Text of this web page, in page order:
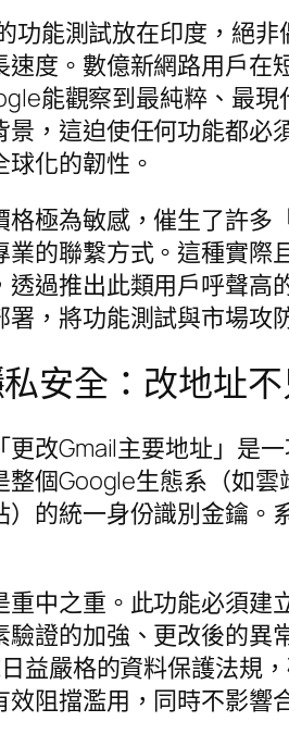
功能測試放在印度，絕
速度。數億新網路用戶
能觀察到最純粹、最
景，這迫使任何功能都
化的韌性。
格極為敏感，催生了許
業的聯繫方式。這種實
透過推出此類用戶呼聲
，將功能測試與市場攻
安全：改地址
更改Gmail主要地址」是
整個Google生態系（如
）的統一身份識別金鑰
重中之重。此功能必須建
驗證的加強、更改後的
益嚴格的資料保護法規
阻擋濫用，同時不影響